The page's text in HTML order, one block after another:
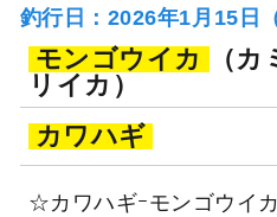
釣行日：2026年1月15日
モンゴウイカ
（カ
リイカ）
カワハギ
☆カワハギｰモンゴウイ